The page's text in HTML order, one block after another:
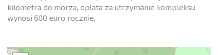
kilometra do morza, opłata za utrzymanie kompleksu
wynosi 600 euro rocznie.